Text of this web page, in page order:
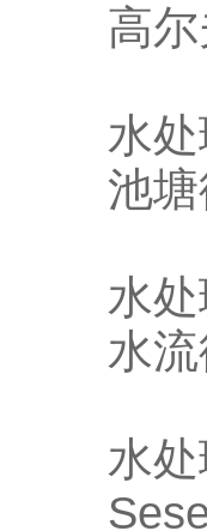
高
水
池
水
水
水